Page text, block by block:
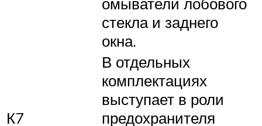
стекла и заднего
окна.
К7
В отдельных
комплектациях
выступает в роли
предохранителя